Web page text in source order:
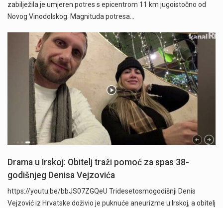
zabilježila je umjeren potres s epicentrom 11 km jugoistočno od
Novog Vinodolskog. Magnituda potresa…
Drama u Irskoj: Obitelj traži pomoć za spas 38-
godišnjeg Denisa Vejzovića
https://youtu.be/bbJS07ZGQeU Tridesetosmogodišnji Denis
Vejzović iz Hrvatske doživio je puknuće aneurizme u Irskoj, a obitelj